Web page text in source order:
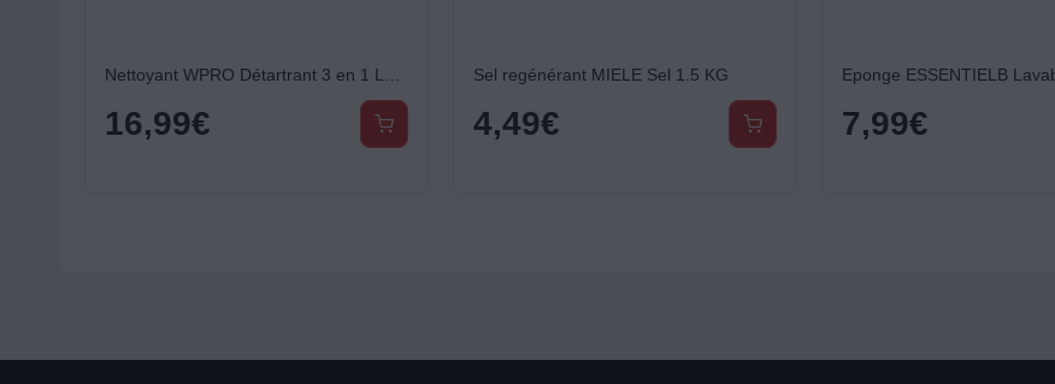
Nettoyant WPRO Détartrant 3 en 1 LL/LV - DES131 - 1 an
16,99€
Sel regénérant MIELE Sel 1.5 KG
4,49€
Eponge ESSENTIELB
7,99€